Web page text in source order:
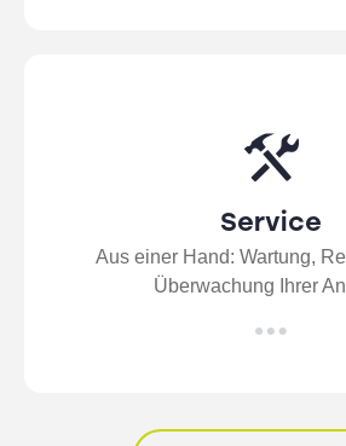
Service
Aus einer Hand: Wartung,
Überwachung Ihrer